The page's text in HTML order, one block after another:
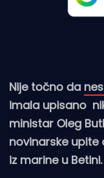
Nije točno da
imala upisano
ministar Oleg
novinarske upite
iz marine u Betini.